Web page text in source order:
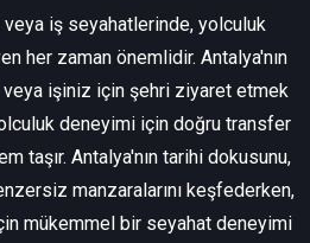
veya iş seyahatlerinde, yolculuk
her zaman önemlidir. Antalya'nın
işiniz için şehri ziyaret etmek
deneyimi için doğru transfer
taşır. Antalya'nın tarihi dokusunu,
manzaralarını keşfederken,
mükemmel bir seyahat deneyimi